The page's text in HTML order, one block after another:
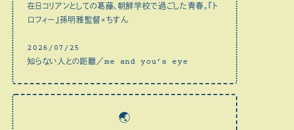
在日コリアンとしての葛藤、朝鮮学校で過ごした青春。『ト
ロフィー』孫明雅監督×ちすん
2026/07/25
知らない人との距離／me and you’s eye
🌏